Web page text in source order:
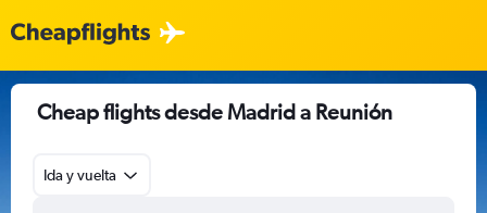
Cheap flights desde Madrid a Reunión
Ida y vuelta